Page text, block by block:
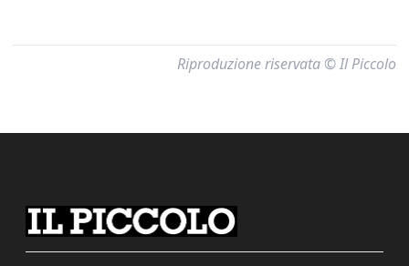
Riproduzione riservata © Il Piccolo